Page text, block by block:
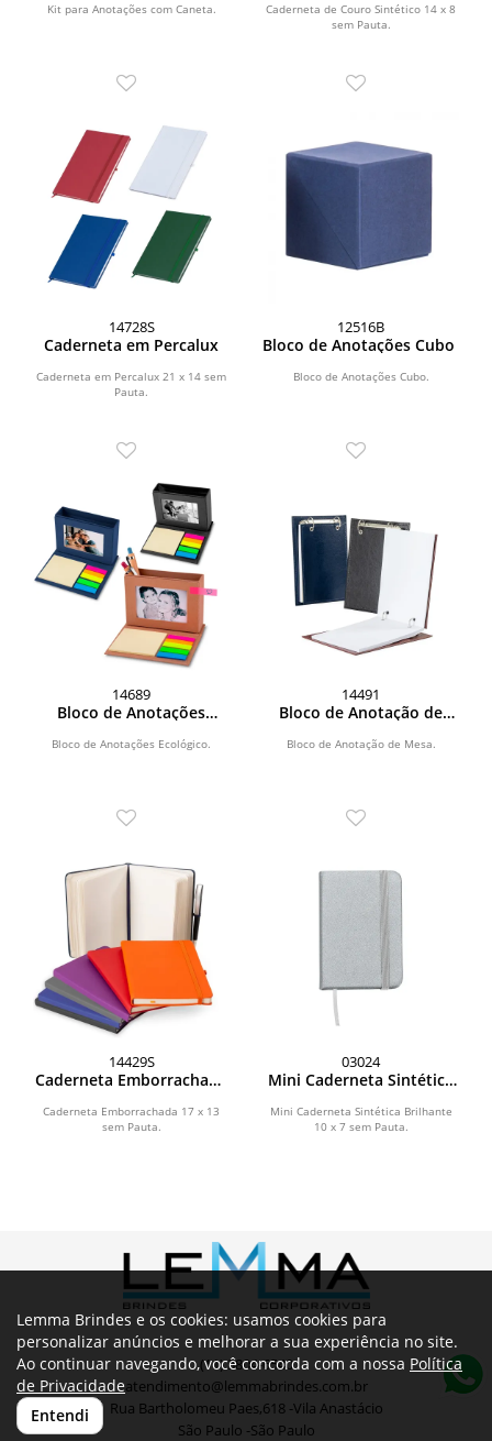
Kit para Anotações com Caneta.
Caderneta de Couro Sintético 14 x 8
sem Pauta.
14728S
Caderneta em Percalux
Caderneta em Percalux 21 x 14 sem
Pauta.
12516B
Bloco de Anotações Cubo
Bloco de Anotações Cubo.
14689
Bloco de Anotações
Bloco de Anotações Ecológico.
14491
Bloco de Anotação de
Bloco de Anotação de Mesa.
14429S
Caderneta Emborrachada
Caderneta Emborrachada 17 x 13
sem Pauta.
03024
Mini Caderneta Sintética
Mini Caderneta Sintética Brilhante
10 x 7 sem Pauta.
(11) 3804-6540
atendimento@lemmabrindes.com.br
Rua Bartholomeu Paes,618 -Vila Anastácio
São Paulo -São Paulo
Lemma Brindes e os cookies: usamos cookies para
personalizar anúncios e melhorar a sua experiência no site.
Ao continuar navegando, você concorda com a nossa Política
de Privacidade
Entendi